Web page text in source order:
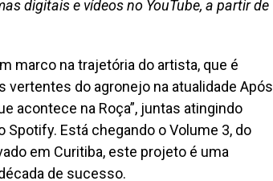
digitais e vídeos no YouTube, a partir de
marco na trajetória do artista, que é
vertentes do agronejo na atualidade Após
acontece na Roça”, juntas atingindo
Está chegando o Volume 3, do
em Curitiba, este projeto é uma
de sucesso.